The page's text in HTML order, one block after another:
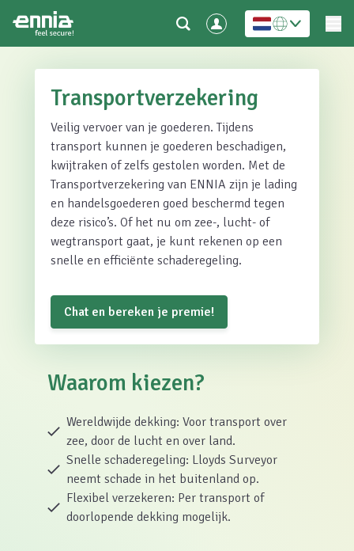
Transportverzekering
Veilig vervoer van je goederen. Tijdens
transport kunnen je goederen beschadigen,
kwijtraken of zelfs gestolen worden. Met de
Transportverzekering van ENNIA zijn je lading
en handelsgoederen goed beschermd tegen
deze risico’s. Of het nu om zee-, lucht- of
wegtransport gaat, je kunt rekenen op een
snelle en efficiënte schaderegeling.
Chat en bereken je premie!
Waarom kiezen?
Wereldwijde dekking: Voor transport over
zee, door de lucht en over land.
Snelle schaderegeling: Lloyds Surveyor
neemt schade in het buitenland op.
Flexibel verzekeren: Per transport of
doorlopende dekking mogelijk.